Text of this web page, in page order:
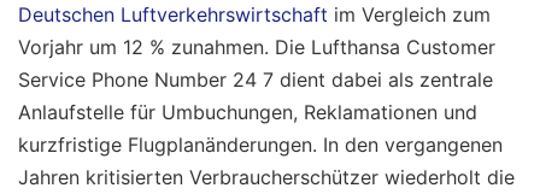
Deutschen Luftverkehrswirtschaft im Vergleich zum
Vorjahr um 12 % zunahmen. Die Lufthansa Customer
Service Phone Number 24 7 dient dabei als zentrale
Anlaufstelle für Umbuchungen, Reklamationen und
kurzfristige Flugplanänderungen. In den vergangenen
Jahren kritisierten Verbraucherschützer wiederholt die